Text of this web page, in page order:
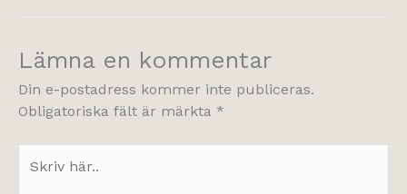
Lämna en kommentar
Din e-postadress kommer inte publiceras.
Obligatoriska fält är märkta *
här..